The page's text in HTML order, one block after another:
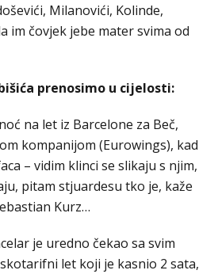
Milanovići, Kolinde,
im čovjek jebe mater svima od
prenosimo u cijelosti:
na let iz Barcelone za Beč,
kompanijom (Eurowings), kad
– vidim klinci se slikaju s njim,
pitam stjuardesu tko je, kaže
Kurz…
je uredno čekao sa svim
let koji je kasnio 2 sata,